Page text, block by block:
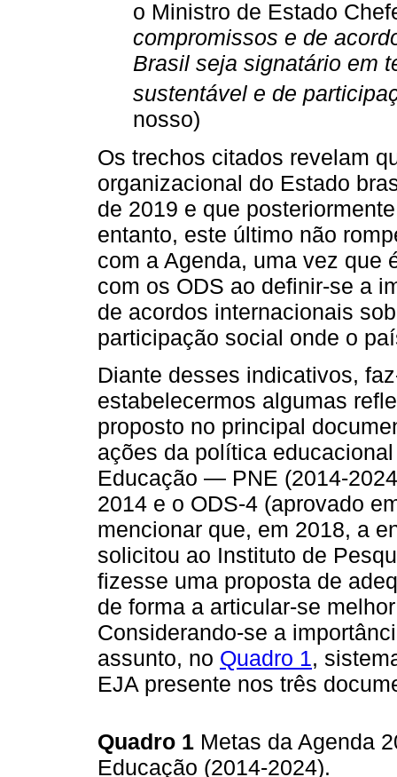
o Ministro de Estado
compromissos e de
Brasil seja signatário em
sustentável e de
nosso)
Os trechos citados revelam
organizacional do Estado
de 2019 e que
entanto, este último não
com a Agenda, uma vez que
com os ODS ao definir-se a
de acordos internacionais
participação social onde o
Diante desses indicativos,
estabelecermos algumas
proposto no principal
ações da política
Educação — PNE (2014-
2014 e o ODS-4 (aprovado
mencionar que, em 2018, a
solicitou ao Instituto de
fizesse uma proposta de
de forma a articular-se
Considerando-se a
assunto, no Quadro 1,
EJA presente nos três
Quadro 1 Metas da Agenda
Educação (2014-2024).